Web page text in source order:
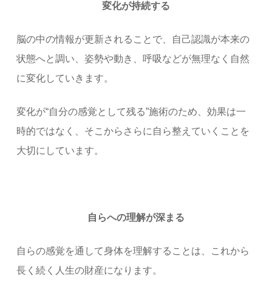
変化が持続する
脳の中の情報が更新されることで、自己認識が本来の
状態へと調い、姿勢や動き、呼吸などが無理なく自然
に変化していきます。
変化が“自分の感覚として残る”施術のため、効果は一
時的ではなく、そこからさらに自ら整えていくことを
大切にしています。
自らへの理解が深まる
自らの感覚を通して身体を理解することは、これから
長く続く人生の財産になります。